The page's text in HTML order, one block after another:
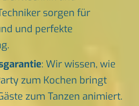
sorgen für
und perfekte
: Wir wissen, wie
zum Kochen bringt
zum Tanzen animiert.